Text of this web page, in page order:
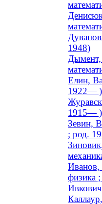
1948)
Дымент,
Елин,
1922— )
1915— )
Зевин,
; род.
Иванов,
физика